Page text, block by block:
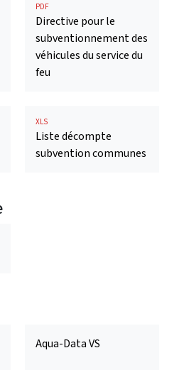
PDF
Directive pour le
subventionnement des
véhicules du service du
feu
XLS
Liste décompte
subvention communes
Aqua-Data VS